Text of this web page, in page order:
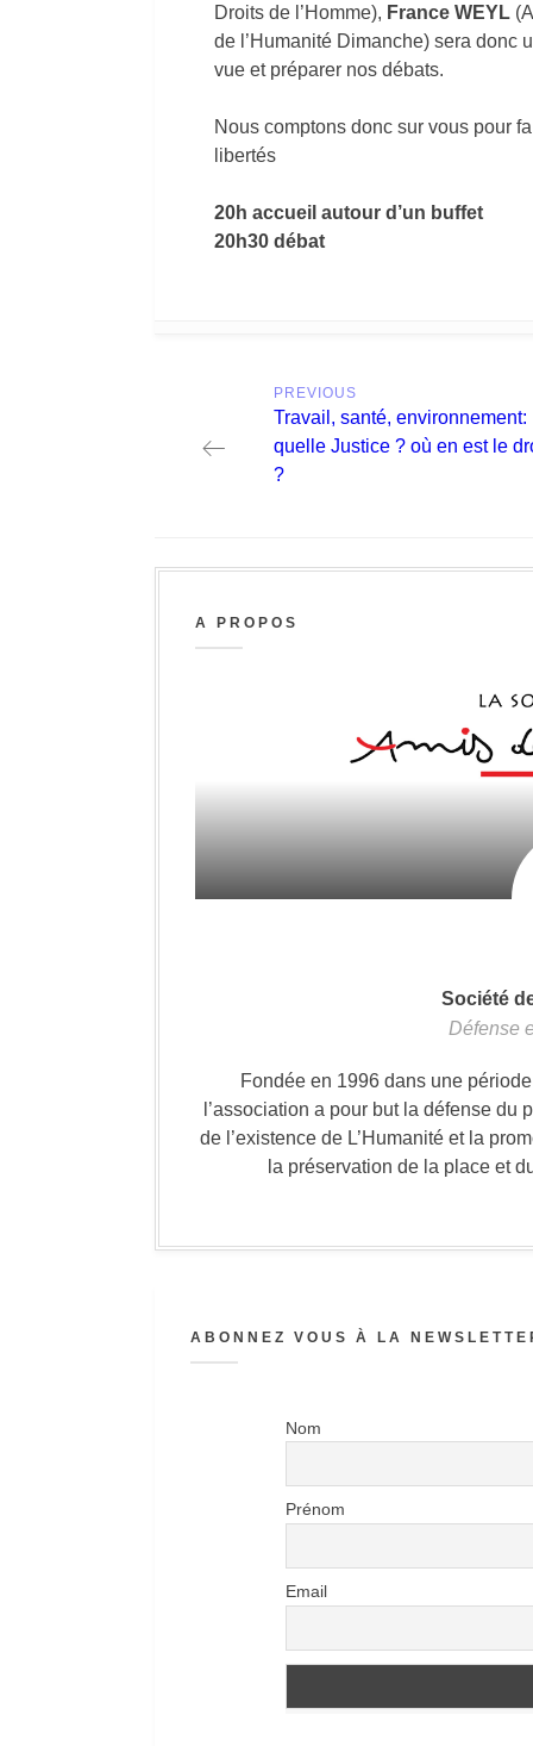
Droits de l’Homme), France WEYL
de l’Humanité Dimanche) sera donc
vue et préparer nos débats.
Nous comptons donc sur vous pour
libertés
20h accueil autour d’un buffet
20h30 débat
navigation
PREVIOUS
Previous
post:
Travail, santé, environnement:
quelle Justice ? où en est le
?
A PROPOS
Société
Défense
Fondée en 1996 dans une
l’association a pour but la défense
de l’existence de L’Humanité et la
la préservation de la place et
ABONNEZ VOUS À LA
Nom
Prénom
Email